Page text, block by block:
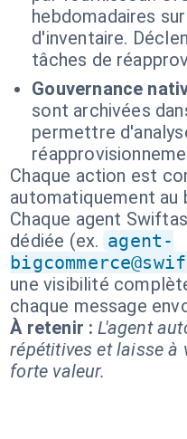
hebdomadaires
d'inventaire.
tâches de
Gouvernance
sont archivées
permettre
Chaque action est
automatiquement au
Chaque agent
dédiée (ex. agent-
une visibilité
chaque message
À retenir : L'agent
répétitives et laisse à
forte valeur.